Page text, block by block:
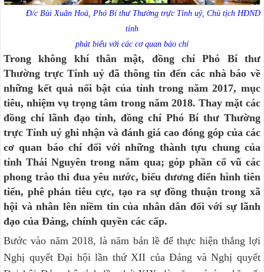
Đ/c Bùi Xuân Hoà, Phó Bí thư Thường trực Tỉnh uỷ, Chủ tịch HĐND
tỉnh
phát biểu với các cơ quan báo chí
Trong không khí thân mật, đồng chí Phó Bí thư
Thường trực Tỉnh uỷ đã thông tin đến các nhà báo về
những kết quả nổi bật của tỉnh trong năm 2017, mục
tiêu, nhiệm vụ trọng tâm trong năm 2018. Thay mặt các
đồng chí lãnh đạo tỉnh, đồng chí Phó Bí thư Thường
trực Tỉnh uỷ ghi nhận và đánh giá cao đóng góp của các
cơ quan báo chí đối với những thành tựu chung của
tỉnh Thái Nguyên trong năm qua; góp phần cổ vũ các
phong trào thi đua yêu nước, biểu dương điển hình tiên
tiến, phê phán tiêu cực, tạo ra sự đồng thuận trong xã
hội và nhân lên niềm tin của nhân dân đối với sự lãnh
đạo của Đảng, chính quyền các cấp.
Bước vào năm 2018, là năm bản lề để thực hiện thắng lợi
Nghị quyết Đại hội lần thứ XII của Đảng và Nghị quyết